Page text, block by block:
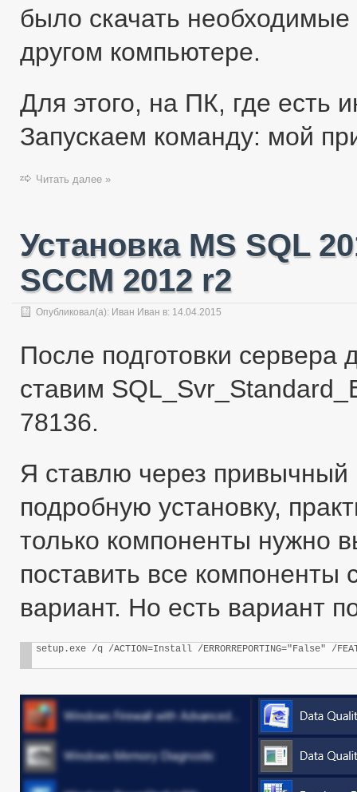
было скачать
другом компьютере.
Для этого, на ПК, где есть
Запускаем команду: мой
Читать далее »
Установка MS SQL
SCCM 2012 r2
Опубликовал(а): Иван Иван в: 14.04.2015
После подготовки сервера
ставим
78136.
Я ставлю через привычный
подробную установку,
только компоненты нужно
поставить все
вариант. Но есть вариант
setup.exe /q /ACTION=Install /ERRORREPORTING="False" /